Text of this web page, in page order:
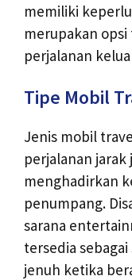
memiliki
merupakan
perjalanan
Tipe Mobil
Jenis mobil
perjalanan jarak
menghadirkan
penumpang.
sarana
tersedia
jenuh ketika